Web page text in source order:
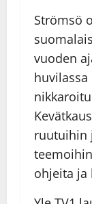
Strömsö
vuoden
ruutuihin
ohjeita ja